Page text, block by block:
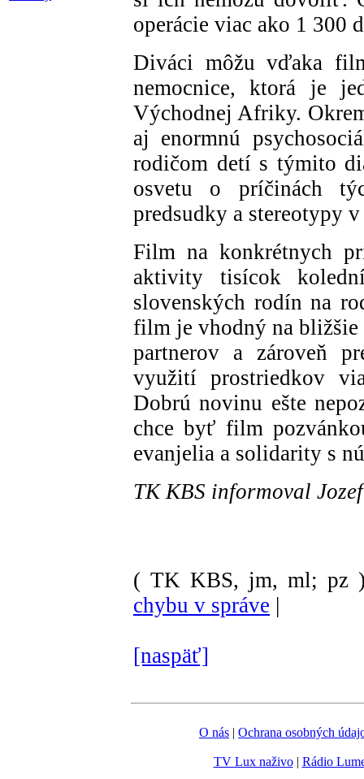
operácie viac ako 1 300
Diváci môžu vďaka
nemocnice, ktorá je
Východnej Afriky.
aj enormnú
rodičom detí s týmito
osvetu o príčinách
predsudky a stereotypy
Film na konkrétnych
aktivity tisícok
slovenských rodín na
film je vhodný na bližšie
partnerov a zároveň
využití prostriedkov
Dobrú novinu ešte
chce byť film
evanjelia a solidarity s
TK KBS informoval
( TK KBS, jm, ml; pz
chybu v správe |
[naspäť]
O nás | Ochrana osobných
TV Lux naživo| Rádio